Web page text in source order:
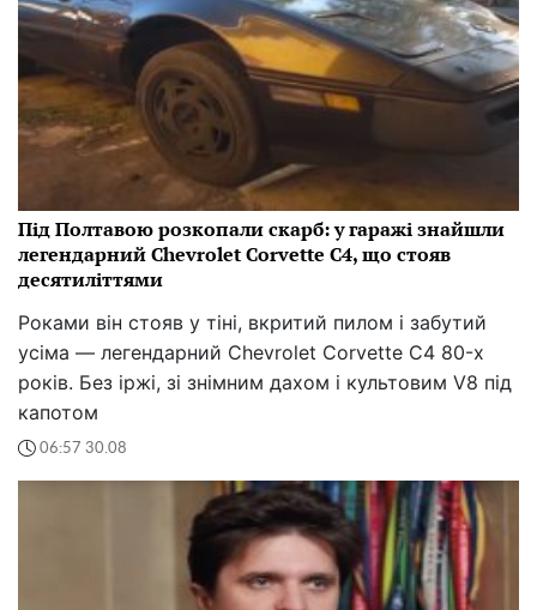
Під Полтавою розкопали скарб: у гаражі знайшли
легендарний Chevrolet Corvette C4, що стояв
десятиліттями
Роками він стояв у тіні, вкритий пилом і забутий
усіма — легендарний Chevrolet Corvette C4 80-х
років. Без іржі, зі знімним дахом і культовим V8 під
капотом
06:57 30.08